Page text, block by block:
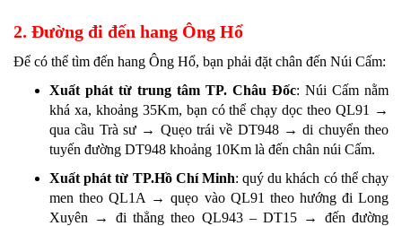
2. Đường đi đến hang Ông Hổ
Để có thể tìm đến hang Ông Hổ, bạn phải đặt chân đến Núi Cấm:
Xuất phát từ trung tâm TP. Châu Đốc: Núi Cấm nằm
khá xa, khoảng 35Km, bạn có thể chạy dọc theo QL91 →
qua cầu Trà sư → Quẹo trái về DT948 → di chuyển theo
tuyến đường DT948 khoảng 10Km là đến chân núi Cấm.
Xuất phát từ TP.Hồ Chí Minh: quý du khách có thể chạy
men theo QL1A → quẹo vào QL91 theo hướng đi Long
Xuyên → đi thẳng theo QL943 – DT15 → đến đường